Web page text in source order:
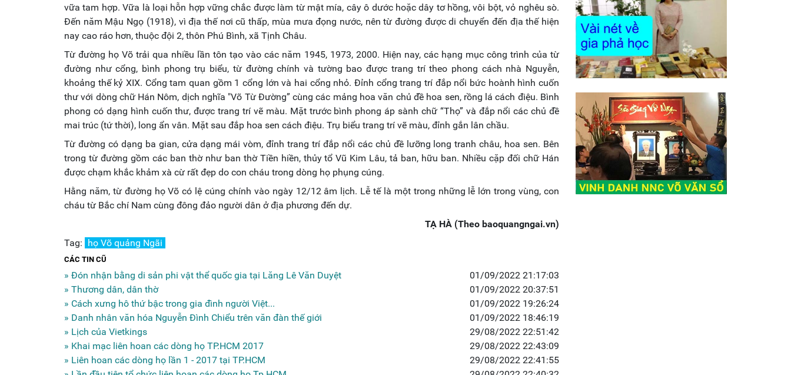
vữa tam hợp. Vữa là loại hỗn hợp vững chắc được làm từ mật mía, cây ô dước hoặc dây tơ hồng, vôi bột, vỏ nghêu sò.
Đến năm Mậu Ngọ (1918), vì địa thế nơi cũ thấp, mùa mưa đọng nước, nên từ đường được di chuyển đến địa thế hiện
nay cao ráo hơn, thuộc đội 2, thôn Phú Bình, xã Tịnh Châu.
Từ đường họ Võ trải qua nhiều lần tôn tạo vào các năm 1945, 1973, 2000. Hiện nay, các hạng mục công trình của từ
đường như cổng, bình phong trụ biểu, từ đường chính và tường bao được trang trí theo phong cách nhà Nguyễn,
khoảng thế kỷ XIX. Cổng tam quan gồm 1 cổng lớn và hai cổng nhỏ. Đỉnh cổng trang trí đắp nổi bức hoành hình cuốn
thư với dòng chữ Hán Nôm, dịch nghĩa "Võ Từ Đường” cùng các mảng hoa văn chủ đề hoa sen, rồng lá cách điệu. Bình
phong có dạng hình cuốn thư, được trang trí vẽ màu. Mặt trước bình phong áp sành chữ “Thọ” và đắp nổi các chủ đề
mai trúc (tứ thời), long ẩn vân. Mặt sau đắp hoa sen cách điệu. Trụ biểu trang trí vẽ màu, đỉnh gắn lân chầu.
Từ đường có dạng ba gian, cửa dạng mái vòm, đỉnh trang trí đắp nổi các chủ đề lưỡng long tranh châu, hoa sen. Bên
trong từ đường gồm các ban thờ như ban thờ Tiền hiền, thủy tổ Vũ Kim Lâu, tả ban, hữu ban. Nhiều cặp đối chữ Hán
được chạm khắc khảm xà cừ rất đẹp do con cháu trong dòng họ phụng cúng.
Hằng năm, từ đường họ Võ có lệ cúng chính vào ngày 12/12 âm lịch. Lễ tế là một trong những lễ lớn trong vùng, con
cháu từ Bắc chí Nam cùng đông đảo người dân ở địa phương đến dự.
TẠ HÀ (Theo baoquangngai.vn)
Tag: họ Võ quảng Ngãi
CÁC TIN CŨ
» Đón nhận bằng di sản phi vật thể quốc gia tại Lăng Lê Văn Duyệt
01/09/2022 21:17:03
» Thương dân, dân thờ
01/09/2022 20:37:51
» Cách xưng hô thứ bậc trong gia đình người Việt...
01/09/2022 19:26:24
» Danh nhân văn hóa Nguyễn Đình Chiểu trên văn đàn thế giới
01/09/2022 18:46:19
» Lịch của Vietkings
29/08/2022 22:51:42
» Khai mạc liên hoan các dòng họ TP.HCM 2017
29/08/2022 22:43:09
» Liên hoan các dòng họ lần 1 - 2017 tại TP.HCM
29/08/2022 22:41:55